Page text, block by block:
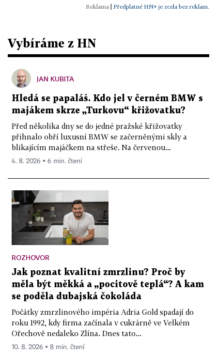
Předplatné HN+ je zcela bez reklam.
Vybíráme z HN
JAN KUBITA
Hledá se papaláš. Kdo jel v černém BMW s
majákem skrze „Turkovu“ křižovatku?
Před několika dny se do jedné pražské křižovatky
přihnalo obří luxusní BMW se začerněnými skly a
blikajícím majáčkem na střeše. Na červenou...
4. 8. 2026 ▪ 6 min. čtení
ROZHOVOR
Jak poznat kvalitní zmrzlinu? Proč by
měla být měkká a „pocitově teplá“? A kam
se poděla dubajská čokoláda
Počátky zmrzlinového impéria Adria Gold spadají do
roku 1992, kdy firma začínala v cukrárně ve Velkém
Ořechově nedaleko Zlína. Dnes tato...
10. 8. 2026 ▪ 8 min. čtení